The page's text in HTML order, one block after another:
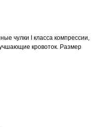
чулки I класса компрессии,
кровоток. Размер